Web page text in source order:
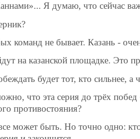
Я думаю, что сейчас
команд не бывает. Казань -
на казанской площадке. Это
будет тот, кто сильнее, а
что эта серия до трёх
противостояния?
может быть. Но точно одно: